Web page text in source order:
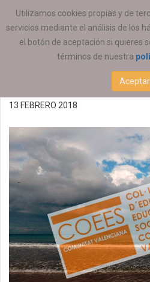
Utilizamos cookies propias y de
servicios mediante el análisis de los
el botón de aceptación si quieres
términos de nuestra
Aceptar
ESTÁ AQUÍ: ACTUALIDAD
Reunión de
Salud Mental
13 FEBRERO 2018